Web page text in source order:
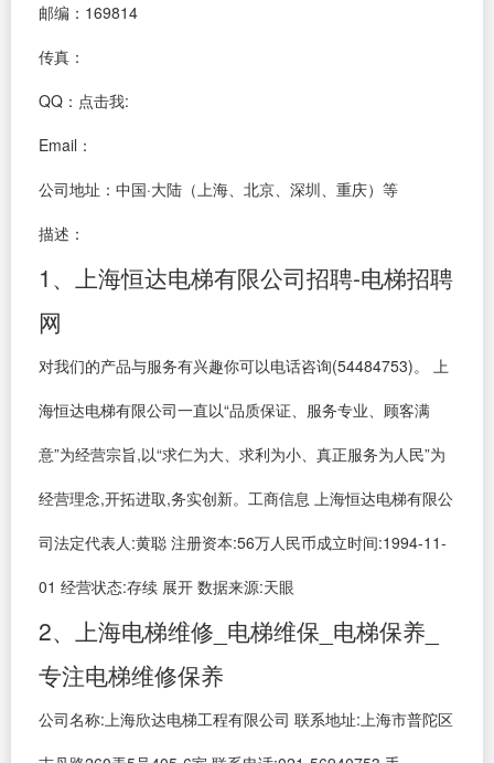
邮编：169814
传真：
QQ： 点击我:
Email：
公司地址：中国·大陆（上海、北京、深圳、重庆）等
描述：
1、上海恒达电梯有限公司招聘-电梯招聘
网
对我们的产品与服务有兴趣你可以电话咨询(54484753)。 上
海恒达电梯有限公司一直以“品质保证、服务专业、顾客满
意”为经营宗旨,以“求仁为大、求利为小、真正服务为人民”为
经营理念,开拓进取,务实创新。工商信息 上海恒达电梯有限公
司法定代表人:黄聪 注册资本:56万人民币成立时间:1994-11-
01 经营状态:存续 展开 数据来源:天眼
2、上海电梯维修_电梯维保_电梯保养_
专注电梯维修保养
公司名称:上海欣达电梯工程有限公司 联系地址:上海市普陀区